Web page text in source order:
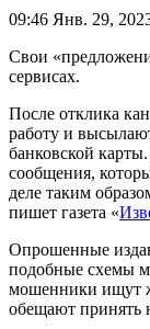
09:46 Янв. 29,
Свои
сервисах.
После отклика
работу и
банковской
сообщения,
деле таким
пишет газета «
Опрошенные
подобные схемы
мошенники ищут
обещают принять